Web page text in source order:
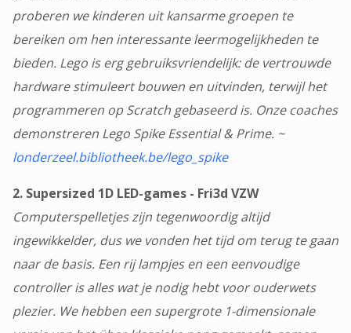
proberen we kinderen uit kansarme groepen te
bereiken om hen interessante leermogelijkheden te
bieden. Lego is erg gebruiksvriendelijk: de vertrouwde
hardware stimuleert bouwen en uitvinden, terwijl het
programmeren op Scratch gebaseerd is. Onze coaches
demonstreren Lego Spike Essential & Prime. ~
londerzeel.bibliotheek.be/lego_spike
2. Supersized 1D LED-games - Fri3d VZW
Computerspelletjes zijn tegenwoordig altijd
ingewikkelder, dus we vonden het tijd om terug te gaan
naar de basis. Een rij lampjes en een eenvoudige
controller is alles wat je nodig hebt voor ouderwets
plezier. We hebben een supergrote 1-dimensionale